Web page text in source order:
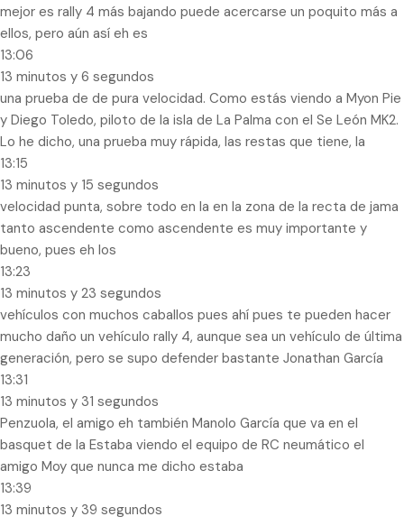
mejor es rally 4 más bajando puede acercarse un poquito más a
ellos, pero aún así eh es
13:06
13 minutos y 6 segundos
una prueba de de pura velocidad. Como estás viendo a Myon Pie
y Diego Toledo, piloto de la isla de La Palma con el Se León MK2.
Lo he dicho, una prueba muy rápida, las restas que tiene, la
13:15
13 minutos y 15 segundos
velocidad punta, sobre todo en la en la zona de la recta de jama
tanto ascendente como ascendente es muy importante y
bueno, pues eh los
13:23
13 minutos y 23 segundos
vehículos con muchos caballos pues ahí pues te pueden hacer
mucho daño un vehículo rally 4, aunque sea un vehículo de última
generación, pero se supo defender bastante Jonathan García
13:31
13 minutos y 31 segundos
Penzuola, el amigo eh también Manolo García que va en el
basquet de la Estaba viendo el equipo de RC neumático el
amigo Moy que nunca me dicho estaba
13:39
13 minutos y 39 segundos